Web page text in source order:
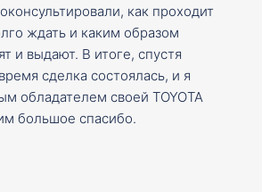
как проходит
ждать и каким образом
и выдают. В итоге, спустя
сделка состоялась, и я
обладателем своей TOYOTA
большое спасибо.